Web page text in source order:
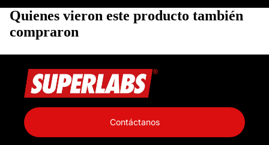
Quienes vieron este producto también
compraron
Contáctanos
Información de contacto
Política de reembolso